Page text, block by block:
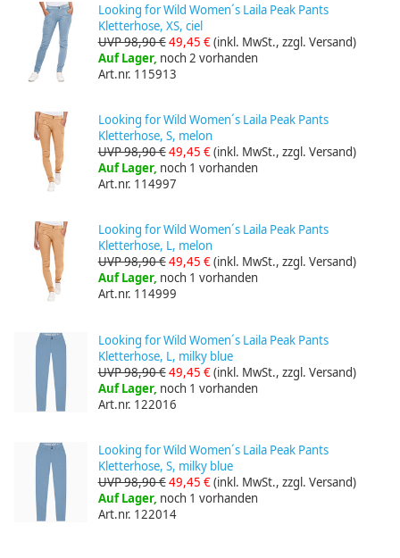
Looking for Wild Women´s Laila Peak Pants
Kletterhose, XS, ciel
UVP 98,90 €49,45 €(inkl. MwSt., zzgl. Versand)
Auf Lager, noch 2 vorhanden
Art.nr. 115913
Looking for Wild Women´s Laila Peak Pants
Kletterhose, S, melon
UVP 98,90 €49,45 €(inkl. MwSt., zzgl. Versand)
Auf Lager, noch 1 vorhanden
Art.nr. 114997
Looking for Wild Women´s Laila Peak Pants
Kletterhose, L, melon
UVP 98,90 €49,45 €(inkl. MwSt., zzgl. Versand)
Auf Lager, noch 1 vorhanden
Art.nr. 114999
Looking for Wild Women´s Laila Peak Pants
Kletterhose, L, milky blue
UVP 98,90 €49,45 €(inkl. MwSt., zzgl. Versand)
Auf Lager, noch 1 vorhanden
Art.nr. 122016
Looking for Wild Women´s Laila Peak Pants
Kletterhose, S, milky blue
UVP 98,90 €49,45 €(inkl. MwSt., zzgl. Versand)
Auf Lager, noch 1 vorhanden
Art.nr. 122014